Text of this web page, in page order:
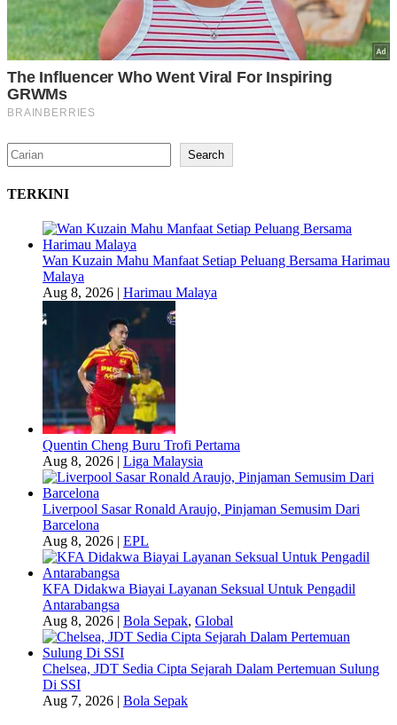
Search Search
TERKINI
Wan Kuzain Mahu Manfaat Setiap Peluang Bersama Harimau
Malaya
Aug 8, 2026 | Harimau Malaya
Quentin Cheng Buru Trofi Pertama
Aug 8, 2026 | Liga Malaysia
Liverpool Sasar Ronald Araujo, Pinjaman Semusim Dari
Barcelona
Aug 8, 2026 | EPL
KFA Didakwa Biayai Layanan Seksual Untuk Pengadil
Antarabangsa
Aug 8, 2026 | Bola Sepak, Global
Chelsea, JDT Sedia Cipta Sejarah Dalam Pertemuan Sulung
Di SSI
Aug 7, 2026 | Bola Sepak